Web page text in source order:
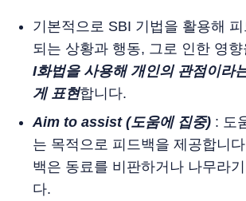
기본적으로 SBI 기법을 활용해 피
되는 상황과 행동, 그로 인한 영
I화법을 사용해 개인의 관점이라
게 표현합니다.
Aim to assist (도움에 집중): 도
는 목적으로 피드백을 제공합니
백은 동료를 비판하거나 나무라
다.